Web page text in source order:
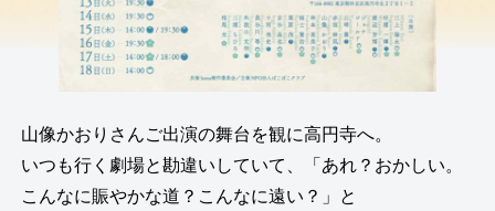
山像かおりさんご出演の舞台を観に高円寺へ。
いつも行く劇場と勘違いしていて、「あれ？おかしい。
こんなに賑やかな道？こんなに遠い？」と